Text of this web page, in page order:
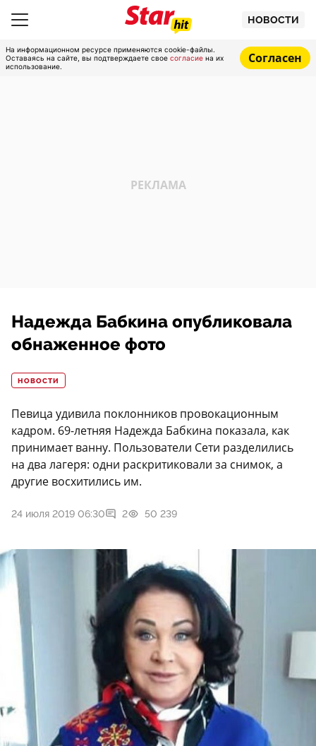
НОВОСТИ
На информационном ресурсе применяются cookie-файлы.
Оставаясь на сайте, вы подтверждаете свое согласие на их
использование.
Согласен
Надежда Бабкина опубликовала
обнаженное фото
НОВОСТИ
Певица удивила поклонников провокационным
кадром. 69-летняя Надежда Бабкина показала, как
принимает ванну. Пользователи Сети разделились
на два лагеря: одни раскритиковали за снимок, а
другие восхитились им.
24 июля 2019 06:30 2 50 239